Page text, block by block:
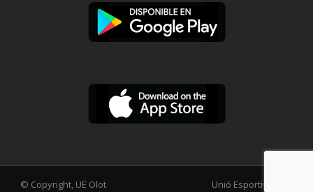
© Copyright, UE Olot Unió Esportiva Olot